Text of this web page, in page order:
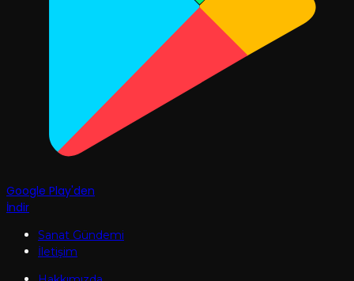
Google Play'den
İndir
Sanat Gündemi
İletişim